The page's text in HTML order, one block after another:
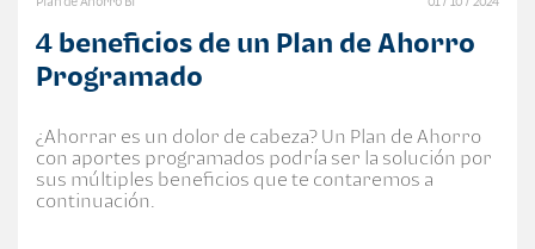
4 beneficios de un Plan de Ahorro
Programado
¿Ahorrar es un dolor de cabeza? Un Plan de Ahorro
con aportes programados podría ser la solución por
sus múltiples beneficios que te contaremos a
continuación.